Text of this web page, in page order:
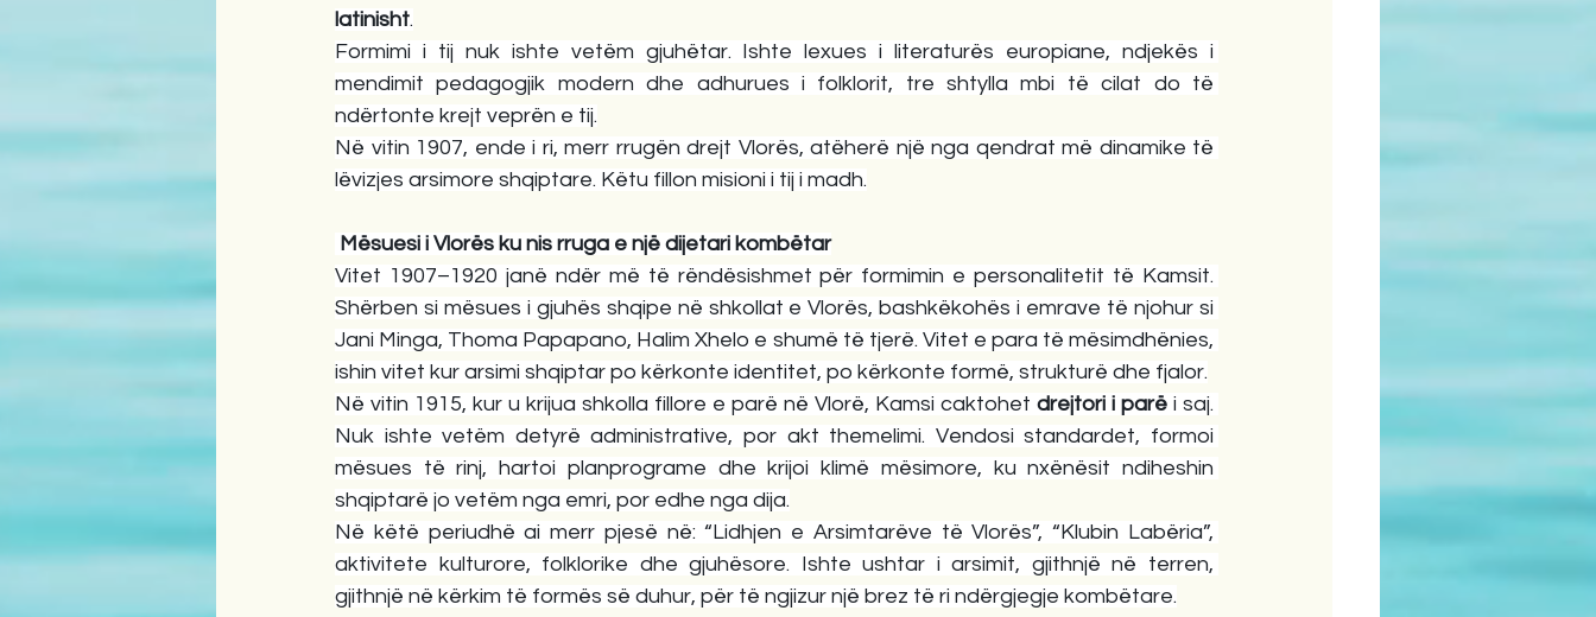
latinisht.
Formimi i tij nuk ishte vetëm gjuhëtar. Ishte lexues i literaturës europiane, ndjekës i
mendimit pedagogjik modern dhe adhurues i folklorit, tre shtylla mbi të cilat do të
ndërtonte krejt veprën e tij.
Në vitin 1907, ende i ri, merr rrugën drejt Vlorës, atëherë një nga qendrat më dinamike të
lëvizjes arsimore shqiptare. Këtu fillon misioni i tij i madh.
Mësuesi i Vlorës ku nis rruga e një dijetari kombëtar
Vitet 1907–1920 janë ndër më të rëndësishmet për formimin e personalitetit të Kamsit.
Shërben si mësues i gjuhës shqipe në shkollat e Vlorës, bashkëkohës i emrave të njohur si
Jani Minga, Thoma Papapano, Halim Xhelo e shumë të tjerë. Vitet e para të mësimdhënies,
ishin vitet kur arsimi shqiptar po kërkonte identitet, po kërkonte formë, strukturë dhe fjalor.
Në vitin 1915, kur u krijua shkolla fillore e parë në Vlorë, Kamsi caktohet drejtori i parë i saj.
Nuk ishte vetëm detyrë administrative, por akt themelimi. Vendosi standardet, formoi
mësues të rinj, hartoi planprograme dhe krijoi klimë mësimore, ku nxënësit ndiheshin
shqiptarë jo vetëm nga emri, por edhe nga dija.
Në këtë periudhë ai merr pjesë në: “Lidhjen e Arsimtarëve të Vlorës”, “Klubin Labëria”,
aktivitete kulturore, folklorike dhe gjuhësore. Ishte ushtar i arsimit, gjithnjë në terren,
gjithnjë në kërkim të formës së duhur, për të ngjizur një brez të ri ndërgjegje kombëtare.